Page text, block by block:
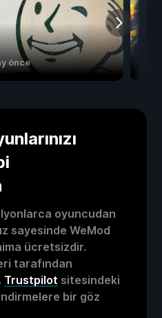
önce
oyuncudan
sayesinde WeMod
ücretsizdir.
tarafından
Trustpilot sitesindeki
bir göz